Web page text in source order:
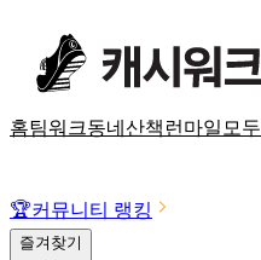
홈팀워크동네산책 런마일 모
🏆커뮤니티 랭킹
즐겨찾기